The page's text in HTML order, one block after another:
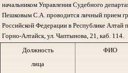
начальником Управления Судебного
Пешковым С.А. проводится личный прием
Российской Федерации в Республике Алтай
Горно-Алтайск, ул. Чаптынова, 21, каб. 114.
Должность
лица
ФИО